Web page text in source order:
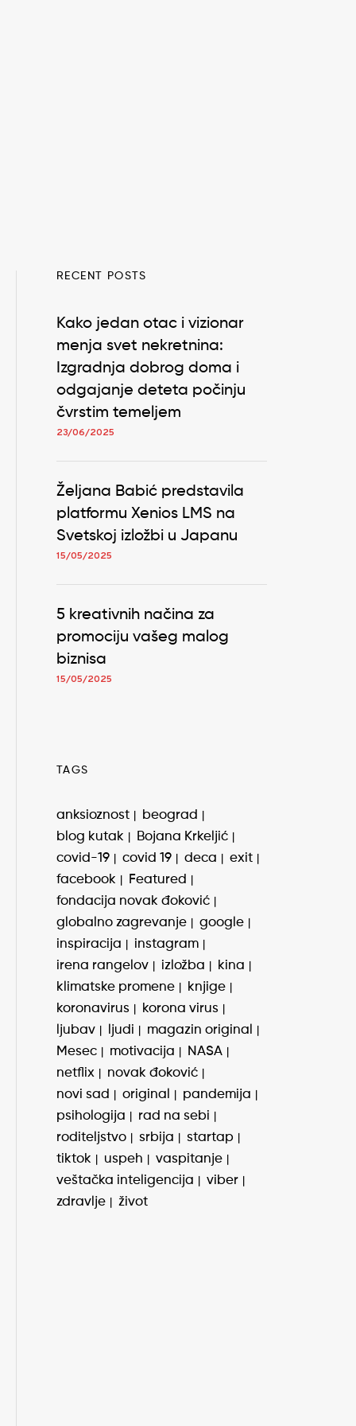
RECENT POSTS
Kako jedan otac i vizionar
menja svet nekretnina:
Izgradnja dobrog doma i
odgajanje deteta počinju
čvrstim temeljem
23/06/2025
Željana Babić predstavila
platformu Xenios LMS na
Svetskoj izložbi u Japanu
15/05/2025
5 kreativnih načina za
promociju vašeg malog
biznisa
15/05/2025
TAGS
anksioznost
beograd
blog kutak
Bojana Krkeljić
covid-19
covid 19 deca
exit
facebook
Featured
fondacija novak đoković
globalno zagrevanje
google
inspiracija
instagram
irena rangelov
izložba
kina
klimatske promene
knjige
koronavirus
korona virus
ljubav
ljudi
magazin original
Mesec
motivacija
NASA
netflix
novak đoković
novi sad
original
pandemija
psihologija
rad na sebi
roditeljstvo
srbija
startap
tiktok
uspeh
vaspitanje
veštačka inteligencija
viber
zdravlje
život